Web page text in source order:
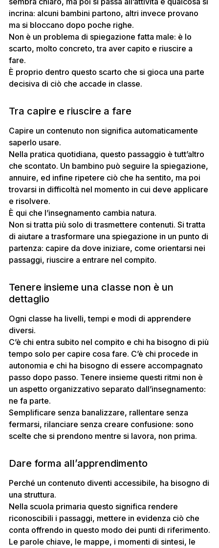
incrina: alcuni bambini partono, altri invece provano
ma si bloccano dopo poche righe.
Non è un problema di spiegazione fatta male: è lo
scarto, molto concreto, tra aver capito e riuscire a
fare.
È proprio dentro questo scarto che si gioca una parte
decisiva di ciò che accade in classe.
Tra capire e riuscire a fare
Capire un contenuto non significa automaticamente
saperlo usare.
Nella pratica quotidiana, questo passaggio è tutt’altro
che scontato. Un bambino può seguire la spiegazione,
annuire, ed infine ripetere ciò che ha sentito, ma poi
trovarsi in difficoltà nel momento in cui deve applicare
e risolvere.
È qui che l’insegnamento cambia natura.
Non si tratta più solo di trasmettere contenuti. Si tratta
di aiutare a trasformare una spiegazione in un punto di
partenza: capire da dove iniziare, come orientarsi nei
passaggi, riuscire a entrare nel compito.
Tenere insieme una classe non è un
dettaglio
Ogni classe ha livelli, tempi e modi di apprendere
diversi.
C’è chi entra subito nel compito e chi ha bisogno di più
tempo solo per capire cosa fare. C’è chi procede in
autonomia e chi ha bisogno di essere accompagnato
passo dopo passo. Tenere insieme questi ritmi non è
un aspetto organizzativo separato dall’insegnamento:
ne fa parte.
Semplificare senza banalizzare, rallentare senza
fermarsi, rilanciare senza creare confusione: sono
scelte che si prendono mentre si lavora, non prima.
Dare forma all’apprendimento
Perché un contenuto diventi accessibile, ha bisogno di
una struttura.
Nella scuola primaria questo significa rendere
riconoscibili i passaggi, mettere in evidenza ciò che
conta offrendo in questo modo dei punti di riferimento.
Le parole chiave, le mappe, i momenti di sintesi, le